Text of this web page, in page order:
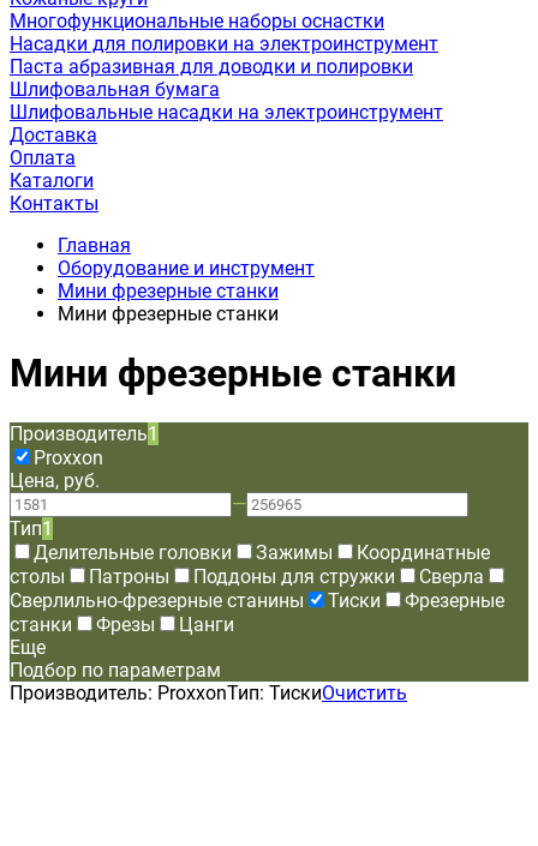
Многофункциональные наборы оснастки
Насадки для полировки на электроинструмент
Паста абразивная для доводки и полировки
Шлифовальная бумага
Шлифовальные насадки на электроинструмент
Доставка
Оплата
Каталоги
Контакты
Главная
Оборудование и инструмент
Мини фрезерные станки
Мини фрезерные станки
Мини фрезерные станки
Производитель1
Proxxon
Цена, руб.
—
Тип1
Делительные головки
Зажимы
Координатные
столы
Патроны Поддоны для стружки
Сверла
Сверлильно-фрезерные станины
Тиски
Фрезерные
станки
Фрезы
Цанги
Еще
Подбор по параметрам
Производитель: ProxxonТип: ТискиОчистить